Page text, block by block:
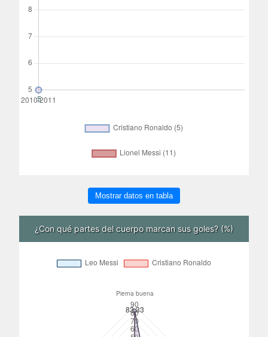
Mostrar datos en tabla
¿Con qué partes del cuerpo marcan sus goles? (%)